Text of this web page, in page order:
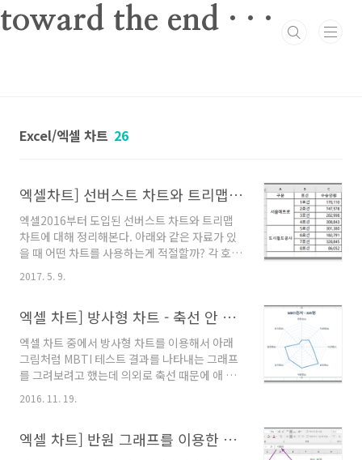
본문 바로가기
toward the end · · ·
Excel/엑셀 차트 26
엑셀차트] 선버스트 차트와 트리맵 차트 - 엑셀2016
엑셀2016부터 도입된 선버스트 차트와 트리맵
차트에 대해 정리해본다. 아래와 같은 자료가 있
을 때 어떤 차트를 사용하는게 적절할까? 각 호선
별 수송인원의 차이를 보여주려면 막대그래프가,
전체 수송인원에 대한 비율을 보려면 원 그래프
더 고려해서 보여야 할 부분이 각 호선별 운영회
사를 포함한 자료를 보여주고 싶다면???? 1~4호
선을 운영하는 서울메트로와 5~8호선을 운영하
는 도시철도공사의 내용도 함께 보여주고 싶다면
엑셀 2016부터 제공되는 선버스트 차트를 그려
보자. 해당 데이터를 선택한 상태에서 선버스트
여준다는 선버스트 차트의 장점을 볼 수 있다. 이
차트에 항목(호선이름)과 함께 수송인원을 보여
2017. 5. 9.
엑셀 차트] 방사형 차트 - 축선 안 보이는 문제
엑셀 차트 중에서 방사형 차트를 이용해서 아래
그림처럼 MBTI 테스트 결과를 나타내는 그래프
를 그려보려고 했는데 의외로 축선 때문에 애 먹
었다. -,.- 위 그림처럼 만들려고 했는데 아래 그
림처럼 방사형인 주 눈금은 보이는데 각 항목과
현상이 있다. 구글링 해보니 엑셀2013, 엑셀
2016의 버그인듯 하다
2016. 11. 19.
엑셀 차트] 반원 그래프를 이용한 계기판(게이지) 차트